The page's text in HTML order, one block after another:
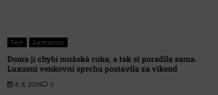
Tech Zajímavosti
Doma jí chybí mužská ruka, a tak si poradila sama.
Luxusní venkovní sprchu postavila za víkend
8. 8. 2026 0